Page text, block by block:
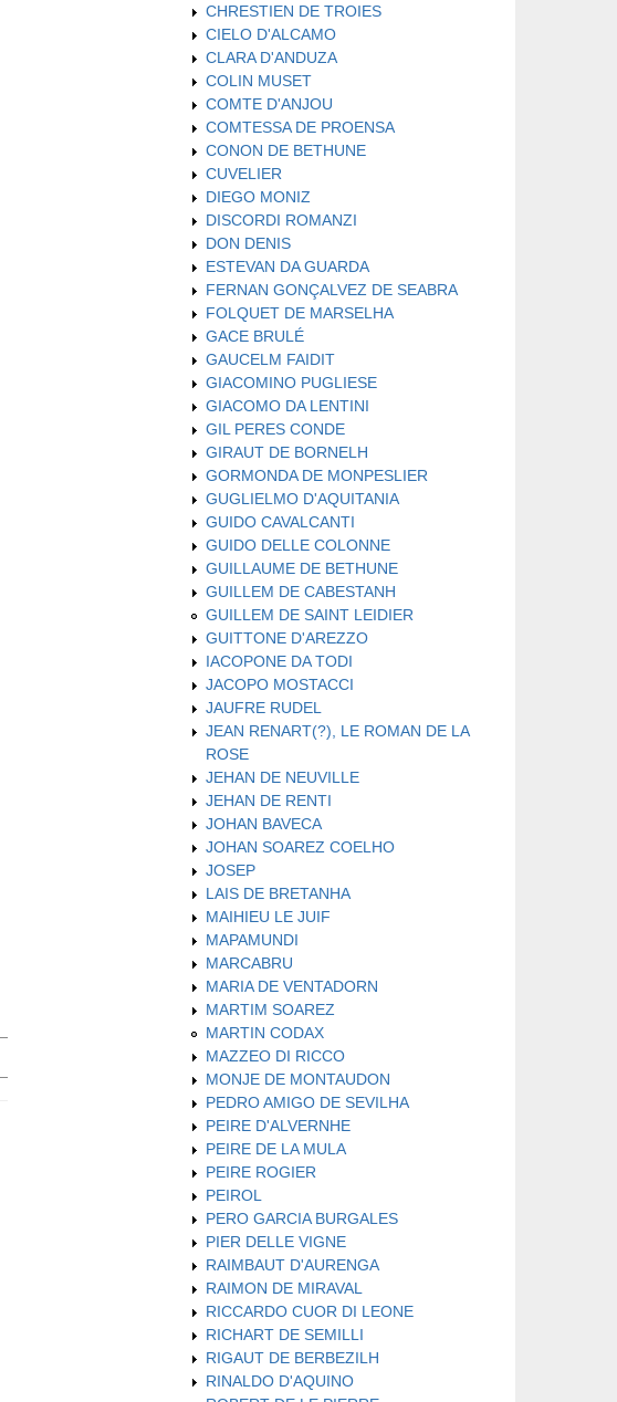
CHRESTIEN DE TROIES
CIELO D'ALCAMO
CLARA D'ANDUZA
COLIN MUSET
COMTE D'ANJOU
COMTESSA DE PROENSA
CONON DE BETHUNE
CUVELIER
DIEGO MONIZ
DISCORDI ROMANZI
DON DENIS
ESTEVAN DA GUARDA
FERNAN GONÇALVEZ DE SEABRA
FOLQUET DE MARSELHA
GACE BRULÉ
GAUCELM FAIDIT
GIACOMINO PUGLIESE
GIACOMO DA LENTINI
GIL PERES CONDE
GIRAUT DE BORNELH
GORMONDA DE MONPESLIER
GUGLIELMO D'AQUITANIA
GUIDO CAVALCANTI
GUIDO DELLE COLONNE
GUILLAUME DE BETHUNE
GUILLEM DE CABESTANH
GUILLEM DE SAINT LEIDIER
GUITTONE D'AREZZO
IACOPONE DA TODI
JACOPO MOSTACCI
JAUFRE RUDEL
JEAN RENART(?), LE ROMAN DE LA
ROSE
JEHAN DE NEUVILLE
JEHAN DE RENTI
JOHAN BAVECA
JOHAN SOAREZ COELHO
JOSEP
LAIS DE BRETANHA
MAIHIEU LE JUIF
MAPAMUNDI
MARCABRU
MARIA DE VENTADORN
MARTIM SOAREZ
MARTIN CODAX
MAZZEO DI RICCO
MONJE DE MONTAUDON
PEDRO AMIGO DE SEVILHA
PEIRE D'ALVERNHE
PEIRE DE LA MULA
PEIRE ROGIER
PEIROL
PERO GARCIA BURGALES
PIER DELLE VIGNE
RAIMBAUT D'AURENGA
RAIMON DE MIRAVAL
RICCARDO CUOR DI LEONE
RICHART DE SEMILLI
RIGAUT DE BERBEZILH
RINALDO D'AQUINO